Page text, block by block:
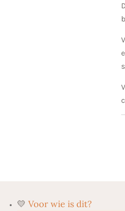
💛 Voor wie is dit?